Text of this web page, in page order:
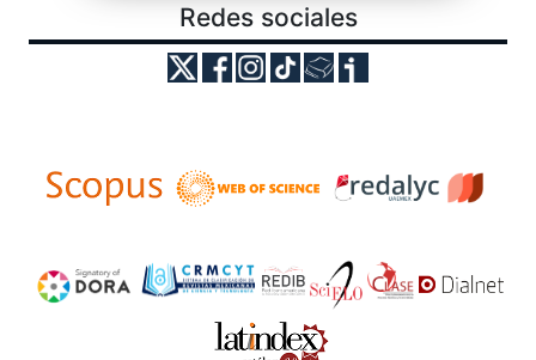
Redes sociales